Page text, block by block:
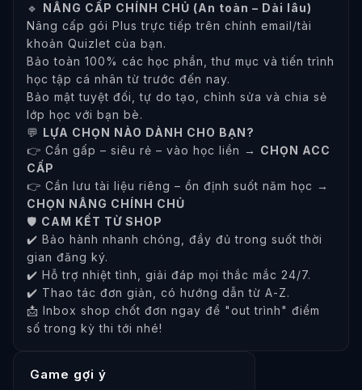
🔹 NÂNG CẤP CHÍNH CHỦ (An toàn – Dài lâu)
Nâng cấp gói Plus trực tiếp trên chính email/tài
khoản Quizlet của bạn.
Bảo toàn 100% các học phần, thư mục và tiến trình
học tập cá nhân từ trước đến nay.
Bảo mật tuyệt đối, tự do tạo, chỉnh sửa và chia sẻ
lớp học với bạn bè.
💬 LỰA CHỌN NÀO DÀNH CHO BẠN?
👉 Cần gấp – siêu rẻ – vào học liền → CHỌN ACC
CẤP
👉 Cần lưu tài liệu riêng – ổn định suốt năm học →
CHỌN NÂNG CHÍNH CHỦ
🛡 CAM KẾT TỪ SHOP
✔️ Bảo hành nhanh chóng, đầy đủ trong suốt thời
gian đăng ký.
✔️ Hỗ trợ nhiệt tình, giải đáp mọi thắc mắc 24/7.
✔️ Thao tác đơn giản, có hướng dẫn từ A-Z.
📩 Inbox shop chốt đơn ngay để "out trình" điểm
số trong kỳ thi tới nhé!
Game gợi ý